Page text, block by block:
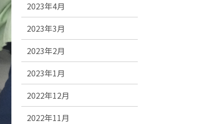
2023年4月
2023年3月
2023年2月
2023年1月
2022年12月
2022年11月